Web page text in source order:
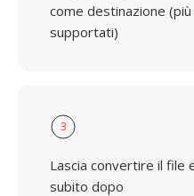
come destinazione
supportati)
3
Lascia convertire il file
subito dopo